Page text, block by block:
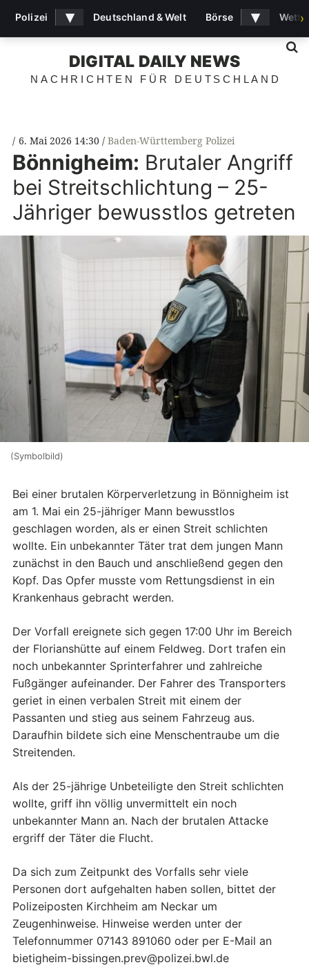
DIGITAL DAILY NEWS
NACHRICHTEN FÜR DEUTSCHLAND
6. Mai 2026 14:30 Baden-Württemberg Polizei
Bönnigheim: Brutaler Angriff
bei Streitschlichtung – 25-
Jähriger bewusstlos getreten
(Symbolbild)
Bei einer brutalen Körperverletzung in Bönnigheim ist
am 1. Mai ein 25-jähriger Mann bewusstlos
geschlagen worden, als er einen Streit schlichten
wollte. Ein unbekannter Täter trat dem jungen Mann
zunächst in den Bauch und anschließend gegen den
Kopf. Das Opfer musste vom Rettungsdienst in ein
Krankenhaus gebracht werden.
Der Vorfall ereignete sich gegen 17:00 Uhr im Bereich
der Florianshütte auf einem Feldweg. Dort trafen ein
noch unbekannter Sprinterfahrer und zahlreiche
Fußgänger aufeinander. Der Fahrer des Transporters
geriet in einen verbalen Streit mit einem der
Passanten und stieg aus seinem Fahrzeug aus.
Daraufhin bildete sich eine Menschentraube um die
Streitenden.
Als der 25-jährige Unbeteiligte den Streit schlichten
wollte, griff ihn völlig unvermittelt ein noch
unbekannter Mann an. Nach der brutalen Attacke
ergriff der Täter die Flucht.
Da sich zum Zeitpunkt des Vorfalls sehr viele
Personen dort aufgehalten haben sollen, bittet der
Polizeiposten Kirchheim am Neckar um
Zeugenhinweise. Hinweise werden unter der
Telefonnummer 07143 891060 oder per E-Mail an
bietigheim-bissingen.prev@polizei.bwl.de
Polizei ▾ Deutschland & Welt Börse ▾ ›